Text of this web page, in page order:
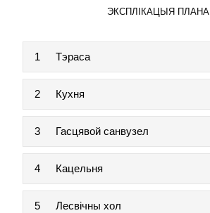
ЭКСПЛІКАЦЫЯ ПЛАНА
1 Тэраса
2 Кухня
3 Гасцявой санвузел
4 Кацельня
5 Лесвічны хол